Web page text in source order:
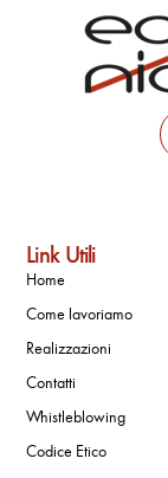
Link Utili
Home
Come lavoriamo
Realizzazioni
Contatti
Whistleblowing
Codice Etico